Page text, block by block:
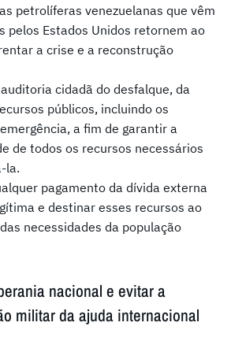
petrolíferas venezuelanas que vêm
pelos Estados Unidos retornem ao
a crise e a reconstrução
cidadã do desfalque, da
públicos, incluindo os
a fim de garantir a
de todos os recursos necessários
la.
pagamento da dívida externa
e destinar esses recursos ao
necessidades da população
nacional e evitar a
militar da ajuda internacional